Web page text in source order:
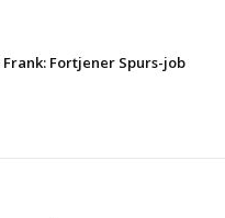
Fortjener Spurs-job